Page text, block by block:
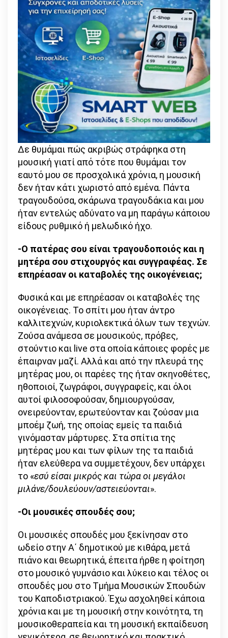
Δε θυμάμαι πώς ακριβώς στράφηκα στη
μουσική γιατί από τότε που θυμάμαι τον
εαυτό μου σε προσχολικά χρόνια, η μουσική
δεν ήταν κάτι χωριστό από εμένα. Πάντα
τραγουδούσα, σκάρωνα τραγουδάκια και μου
ήταν εντελώς αδύνατο να μη παράγω κάποιου
είδους ρυθμικό ή μελωδικό ήχο.
-Ο πατέρας σου είναι τραγουδοποιός και η
μητέρα σου στιχουργός και συγγραφέας. Σε
επηρέασαν οι καταβολές της οικογένειας;
Φυσικά και με επηρέασαν οι καταβολές της
οικογένειας. Το σπίτι μου ήταν άντρο
καλλιτεχνών, κυριολεκτικά όλων των τεχνών.
Ζούσα ανάμεσα σε μουσικούς, πρόβες,
στούντιο και live στα οποία κάποιες φορές με
έπαιρναν μαζί. Αλλά και από την πλευρά της
μητέρας μου, οι παρέες της ήταν σκηνοθέτες,
ηθοποιοί, ζωγράφοι, συγγραφείς, και όλοι
αυτοί φιλοσοφούσαν, δημιουργούσαν,
ονειρεύονταν, ερωτεύονταν και ζούσαν μια
μποέμ ζωή, της οποίας εμείς τα παιδιά
γινόμασταν μάρτυρες. Στα σπίτια της
μητέρας μου και των φίλων της τα παιδιά
ήταν ελεύθερα να συμμετέχουν, δεν υπάρχει
το «εσύ είσαι μικρός και τώρα οι μεγάλοι
μιλάνε/δουλεύουν/αστειεύονται».
-Οι μουσικές σπουδές σου;
Οι μουσικές σπουδές μου ξεκίνησαν στο
ωδείο στην Α΄ δημοτικού με κιθάρα, μετά
πιάνο και θεωρητικά, έπειτα ήρθε η φοίτηση
στο μουσικό γυμνάσιο και λύκειο και τέλος οι
σπουδές μου στο Τμήμα Μουσικών Σπουδών
του Καποδιστριακού. Έχω ασχοληθεί κάποια
χρόνια και με τη μουσική στην κοινότητα, τη
μουσικοθεραπεία και τη μουσική εκπαίδευση